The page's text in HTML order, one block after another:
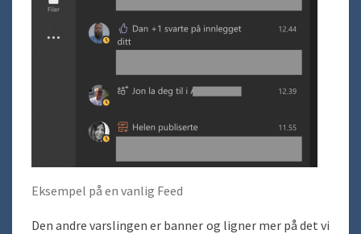
Eksempel på en vanlig Feed
Den andre varslingen er banner og ligner mer på det vi